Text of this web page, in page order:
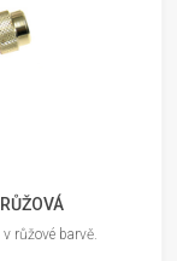
růžové barvě.